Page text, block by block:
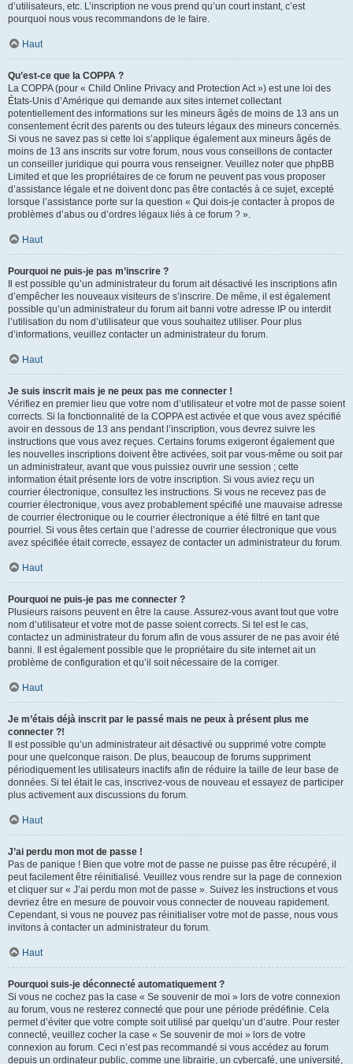
d’utilisateurs, etc. L’inscription ne vous prend qu’un court instant, c’est
pourquoi nous vous recommandons de le faire.
Haut
Qu’est-ce que la COPPA ?
La COPPA (pour « Child Online Privacy and Protection Act ») est une loi des
États-Unis d’Amérique qui demande aux sites internet collectant
potentiellement des informations sur les mineurs âgés de moins de 13 ans un
consentement écrit des parents ou des tuteurs légaux des mineurs concernés.
Si vous ne savez pas si cette loi s’applique également aux mineurs âgés de
moins de 13 ans inscrits sur votre forum, nous vous conseillons de contacter
un conseiller juridique qui pourra vous renseigner. Veuillez noter que phpBB
Limited et que les propriétaires de ce forum ne peuvent pas vous proposer
d’assistance légale et ne doivent donc pas être contactés à ce sujet, excepté
lorsque l’assistance porte sur la question « Qui dois-je contacter à propos de
problèmes d’abus ou d’ordres légaux liés à ce forum ? ».
Haut
Pourquoi ne puis-je pas m’inscrire ?
Il est possible qu’un administrateur du forum ait désactivé les inscriptions afin
d’empêcher les nouveaux visiteurs de s’inscrire. De même, il est également
possible qu’un administrateur du forum ait banni votre adresse IP ou interdit
l’utilisation du nom d’utilisateur que vous souhaitez utiliser. Pour plus
d’informations, veuillez contacter un administrateur du forum.
Haut
Je suis inscrit mais je ne peux pas me connecter !
Vérifiez en premier lieu que votre nom d’utilisateur et votre mot de passe soient
corrects. Si la fonctionnalité de la COPPA est activée et que vous avez spécifié
avoir en dessous de 13 ans pendant l’inscription, vous devrez suivre les
instructions que vous avez reçues. Certains forums exigeront également que
les nouvelles inscriptions doivent être activées, soit par vous-même ou soit par
un administrateur, avant que vous puissiez ouvrir une session ; cette
information était présente lors de votre inscription. Si vous aviez reçu un
courrier électronique, consultez les instructions. Si vous ne recevez pas de
courrier électronique, vous avez probablement spécifié une mauvaise adresse
de courrier électronique ou le courrier électronique a été filtré en tant que
pourriel. Si vous êtes certain que l’adresse de courrier électronique que vous
avez spécifiée était correcte, essayez de contacter un administrateur du forum.
Haut
Pourquoi ne puis-je pas me connecter ?
Plusieurs raisons peuvent en être la cause. Assurez-vous avant tout que votre
nom d’utilisateur et votre mot de passe soient corrects. Si tel est le cas,
contactez un administrateur du forum afin de vous assurer de ne pas avoir été
banni. Il est également possible que le propriétaire du site internet ait un
problème de configuration et qu’il soit nécessaire de la corriger.
Haut
Je m’étais déjà inscrit par le passé mais ne peux à présent plus me
connecter ?!
Il est possible qu’un administrateur ait désactivé ou supprimé votre compte
pour une quelconque raison. De plus, beaucoup de forums suppriment
périodiquement les utilisateurs inactifs afin de réduire la taille de leur base de
données. Si tel était le cas, inscrivez-vous de nouveau et essayez de participer
plus activement aux discussions du forum.
Haut
J’ai perdu mon mot de passe !
Pas de panique ! Bien que votre mot de passe ne puisse pas être récupéré, il
peut facilement être réinitialisé. Veuillez vous rendre sur la page de connexion
et cliquer sur « J’ai perdu mon mot de passe ». Suivez les instructions et vous
devriez être en mesure de pouvoir vous connecter de nouveau rapidement.
Cependant, si vous ne pouvez pas réinitialiser votre mot de passe, nous vous
invitons à contacter un administrateur du forum.
Haut
Pourquoi suis-je déconnecté automatiquement ?
Si vous ne cochez pas la case « Se souvenir de moi » lors de votre connexion
au forum, vous ne resterez connecté que pour une période prédéfinie. Cela
permet d’éviter que votre compte soit utilisé par quelqu’un d’autre. Pour rester
connecté, veuillez cocher la case « Se souvenir de moi » lors de votre
connexion au forum. Ceci n’est pas recommandé si vous accédez au forum
depuis un ordinateur public, comme une librairie, un cybercafé, une université,